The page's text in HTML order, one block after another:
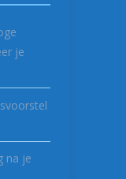
je
na je